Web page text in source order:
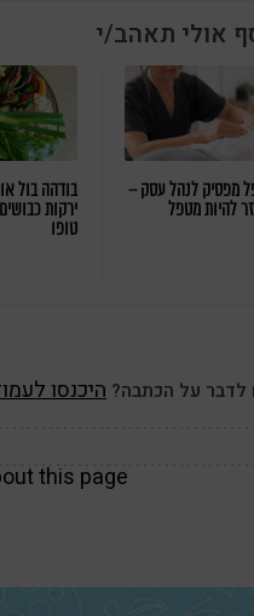
אולי תאהב/י
מפסיק לנהל עסק –
להיות מטפל
בודהה בול
ירקות
טופו
לדבר על הכתבה? היכנסו
this page